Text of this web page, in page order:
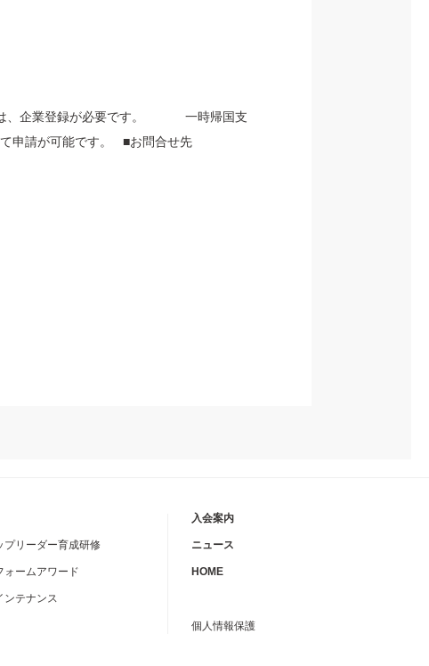
は、企業登録が必要です。 一時帰国支
請が可能です。 ■お問合せ先
プリーダー育成研修
ォームアワード
ンテナンス
入会案内
ニュース
HOME
個人情報保護